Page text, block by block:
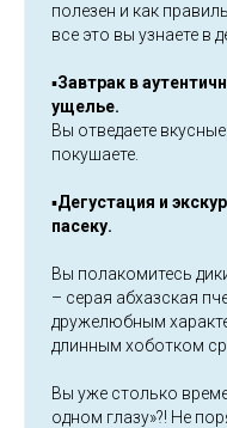
полезен и как
все это вы узнаете в
▪️Завтрак в
ущелье.
Вы отведаете
покушаете.
▪️Дегустация и
пасеку.
Вы полакомитесь
– серая абхазская
дружелюбным
длинным хоботком
Вы уже столько
одном глазу»?! Не